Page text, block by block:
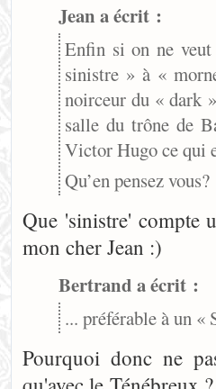
Jean a écrit :
Enfin si on ne
sinistre » à «
noirceur du « dark
salle du trône de
Victor Hugo ce qui
Qu’en pensez vous?
Que 'sinistre' compte
mon cher Jean :)
Bertrand a écrit :
... préférable à un
Pourquoi donc ne